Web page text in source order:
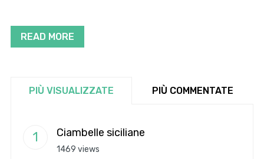
READ MORE
PIÙ VISUALIZZATE PIÙ COMMENTATE
Ciambelle siciliane
1469 views